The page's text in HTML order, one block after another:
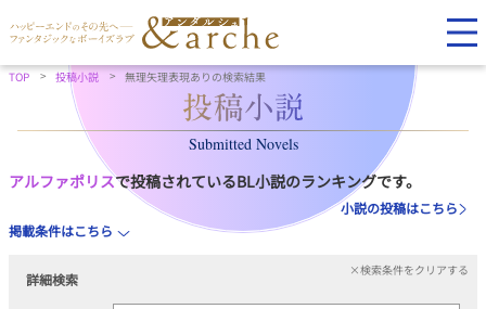
TOP 投稿小説 無理矢理表現ありの検索結果
Submitted Novels
アルファポリスで投稿されているBL小説のランキングです。
小説の投稿はこちら
掲載条件はこちら
詳細検索
×検索条件をクリアする